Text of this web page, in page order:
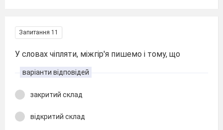
Запитання 11
У словах чіпляти, міжгір'я пишемо і тому, що
варіанти відповідей
закритий склад
відкритий склад